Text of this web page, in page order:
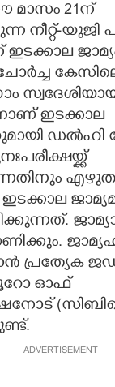
21ന്
നീറ്റ്-യുജി
ഇടക്കാല
ഡൽഹി
പ്രത്യേക
ഓഫ്
ADVERTISEMENT